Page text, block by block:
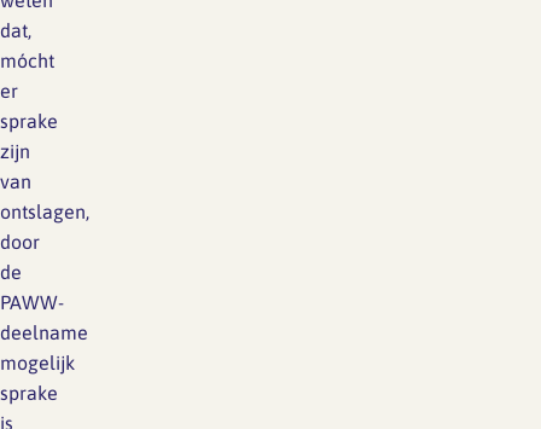
dat,
mócht
er
sprake
zijn
van
ontslagen,
door
de
PAWW-
deelname
mogelijk
sprake
is